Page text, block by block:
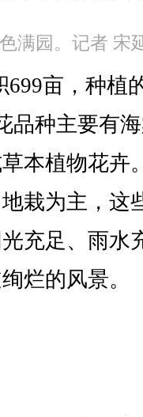
满园。记者 宋
亩，种植
品种主要有
本植物花卉
栽为主，这
充足、雨水
烂的风景。